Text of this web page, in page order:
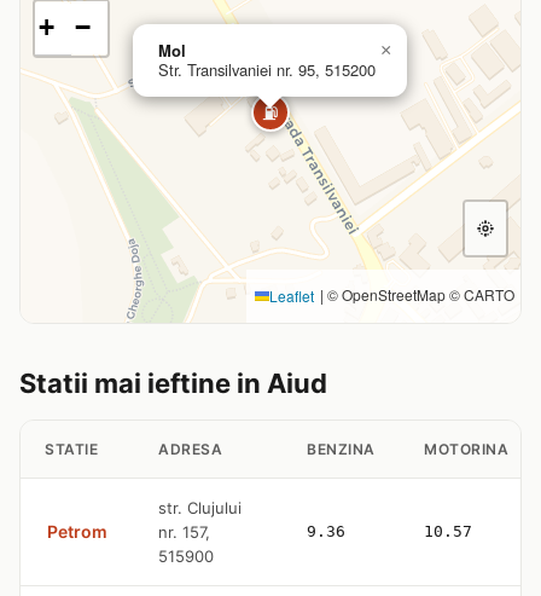
⛽
Mol
Str. Transilvaniei nr. 95, 515200
×
+ −
Leaflet | © OpenStreetMap © CARTO
Statii mai ieftine in Aiud
STATIE ADRESA BENZINA MOTORINA
Petrom
str. Clujului
nr. 157,
515900
9.36 10.57